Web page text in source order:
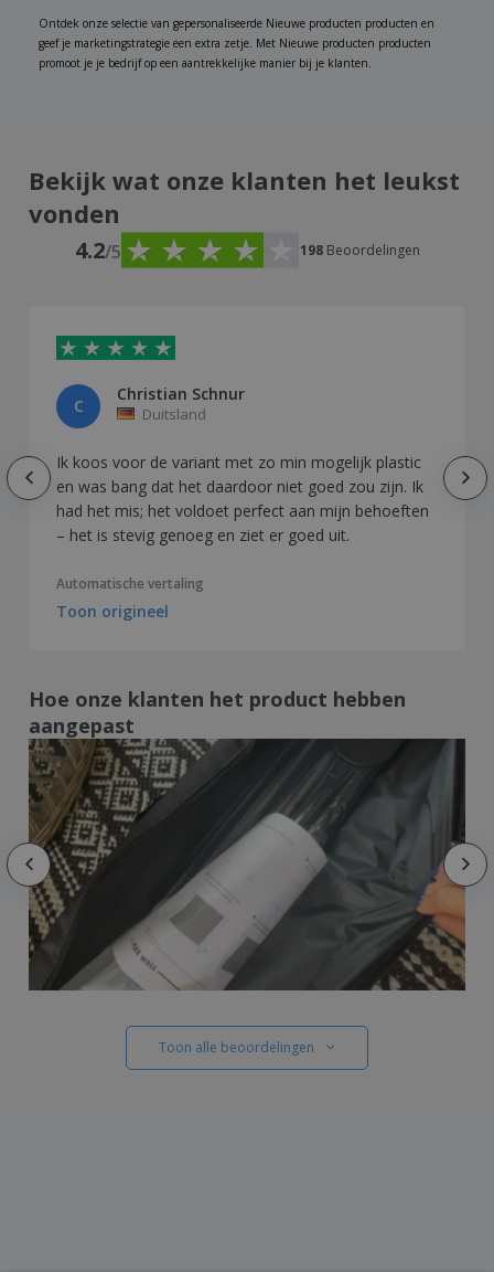
Ontdek onze selectie van gepersonaliseerde Nieuwe producten producten en
geef je marketingstrategie een extra zetje. Met Nieuwe producten producten
promoot je je bedrijf op een aantrekkelijke manier bij je klanten.
Bekijk wat onze klanten het leukst
vonden
4.2/5 198 Beoordelingen
C
Christian Schnur
Duitsland
Ik koos voor de variant met zo min mogelijk plastic
en was bang dat het daardoor niet goed zou zijn. Ik
had het mis; het voldoet perfect aan mijn behoeften
– het is stevig genoeg en ziet er goed uit.
Automatische vertaling
Toon origineel
Hoe onze klanten het product hebben
aangepast
Toon alle beoordelingen